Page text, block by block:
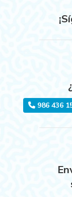
986 436